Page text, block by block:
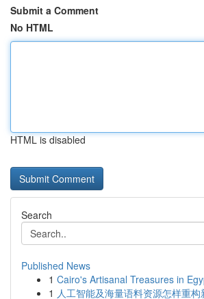
Submit a Comment
No HTML
HTML is disabled
Search
Published News
1 Cairo's Artisanal Treasures in
1 人工智能及海量语料资源怎样重